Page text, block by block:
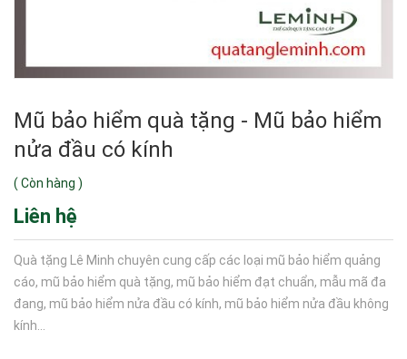
Mũ bảo hiểm quà tặng - Mũ bảo hiểm
nửa đầu có kính
( Còn hàng )
Liên hệ
Quà tặng Lê Minh chuyên cung cấp các loại mũ bảo hiểm quảng
cáo, mũ bảo hiểm quà tặng, mũ bảo hiểm đạt chuẩn, mẫu mã đa
đang, mũ bảo hiểm nửa đầu có kính, mũ bảo hiểm nửa đầu không
kính...